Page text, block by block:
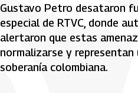
Gustavo Petro desataron
especial de RTVC, donde
alertaron que estas
normalizarse y representan
soberanía colombiana.